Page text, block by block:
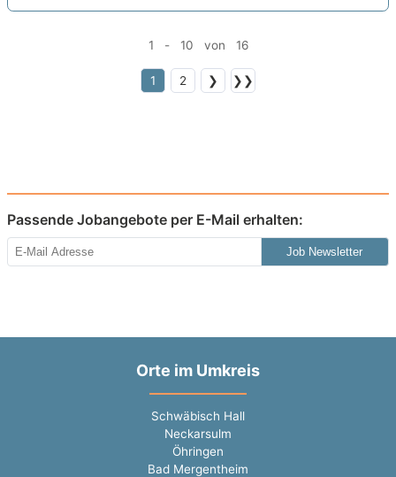
1 - 10 von 16
1 2 ❯ ❯❯
Passende Jobangebote per E-Mail erhalten:
Job Newsletter
Orte im Umkreis
Schwäbisch Hall
Neckarsulm
Öhringen
Bad Mergentheim